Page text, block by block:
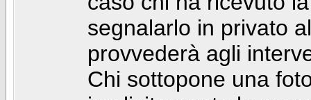
segnalarlo in privato
provvederà agli
Chi sottopone una